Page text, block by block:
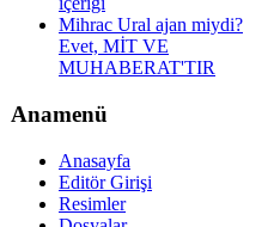
Mihrac Ural ajan miydi?
Evet, MİT VE
MUHABERAT'TIR
Anamenü
Anasayfa
Editör Girişi
Resimler